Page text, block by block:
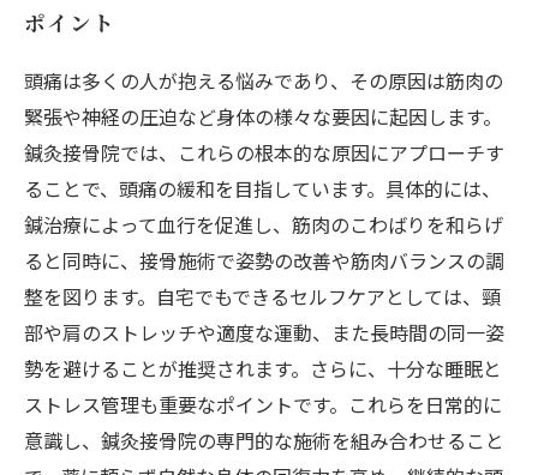
ポイント
頭痛は多くの人が抱える悩みであり、その原因は筋肉の
緊張や神経の圧迫など身体の様々な要因に起因します。
鍼灸接骨院では、これらの根本的な原因にアプローチす
ることで、頭痛の緩和を目指しています。具体的には、
鍼治療によって血行を促進し、筋肉のこわばりを和らげ
ると同時に、接骨施術で姿勢の改善や筋肉バランスの調
整を図ります。自宅でもできるセルフケアとしては、頸
部や肩のストレッチや適度な運動、また長時間の同一姿
勢を避けることが推奨されます。さらに、十分な睡眠と
ストレス管理も重要なポイントです。これらを日常的に
意識し、鍼灸接骨院の専門的な施術を組み合わせること